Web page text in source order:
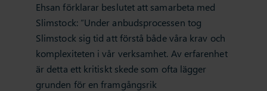
Ehsan förklarar beslutet att samarbeta med
Slimstock: “Under anbudsprocessen tog
Slimstock sig tid att förstå både våra krav och
komplexiteten i vår verksamhet. Av erfarenhet
är detta ett kritiskt skede som ofta lägger
grunden för en framgångsrik